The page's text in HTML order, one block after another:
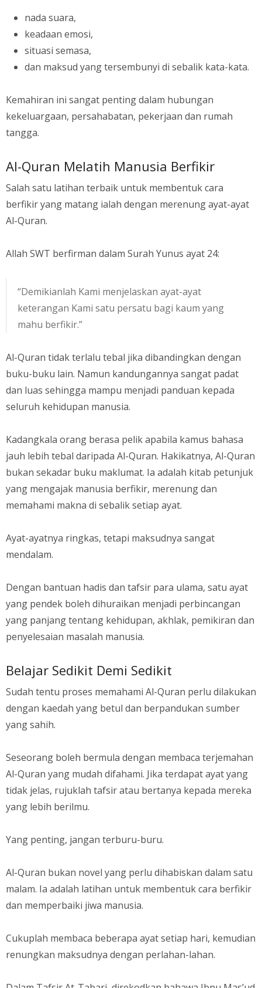
nada suara,
keadaan emosi,
situasi semasa,
dan maksud yang tersembunyi di sebalik kata-kata.
Kemahiran ini sangat penting dalam hubungan
kekeluargaan, persahabatan, pekerjaan dan rumah
tangga.
Al-Quran Melatih Manusia Berfikir
Salah satu latihan terbaik untuk membentuk cara
berfikir yang matang ialah dengan merenung ayat-ayat
Al-Quran.
Allah SWT berfirman dalam Surah Yunus ayat 24:
“Demikianlah Kami menjelaskan ayat-ayat
keterangan Kami satu persatu bagi kaum yang
mahu berfikir.”
Al-Quran tidak terlalu tebal jika dibandingkan dengan
buku-buku lain. Namun kandungannya sangat padat
dan luas sehingga mampu menjadi panduan kepada
seluruh kehidupan manusia.
Kadangkala orang berasa pelik apabila kamus bahasa
jauh lebih tebal daripada Al-Quran. Hakikatnya, Al-Quran
bukan sekadar buku maklumat. Ia adalah kitab petunjuk
yang mengajak manusia berfikir, merenung dan
memahami makna di sebalik setiap ayat.
Ayat-ayatnya ringkas, tetapi maksudnya sangat
mendalam.
Dengan bantuan hadis dan tafsir para ulama, satu ayat
yang pendek boleh dihuraikan menjadi perbincangan
yang panjang tentang kehidupan, akhlak, pemikiran dan
penyelesaian masalah manusia.
Belajar Sedikit Demi Sedikit
Sudah tentu proses memahami Al-Quran perlu dilakukan
dengan kaedah yang betul dan berpandukan sumber
yang sahih.
Seseorang boleh bermula dengan membaca terjemahan
Al-Quran yang mudah difahami. Jika terdapat ayat yang
tidak jelas, rujuklah tafsir atau bertanya kepada mereka
yang lebih berilmu.
Yang penting, jangan terburu-buru.
Al-Quran bukan novel yang perlu dihabiskan dalam satu
malam. Ia adalah latihan untuk membentuk cara berfikir
dan memperbaiki jiwa manusia.
Cukuplah membaca beberapa ayat setiap hari, kemudian
renungkan maksudnya dengan perlahan-lahan.